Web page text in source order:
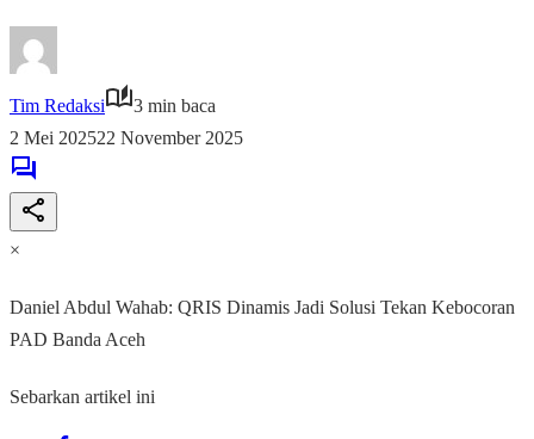
Tim Redaksi
3 min baca
2 Mei 202522 November 2025
×
Daniel Abdul Wahab: QRIS Dinamis Jadi Solusi Tekan Kebocoran
PAD Banda Aceh
Sebarkan artikel ini